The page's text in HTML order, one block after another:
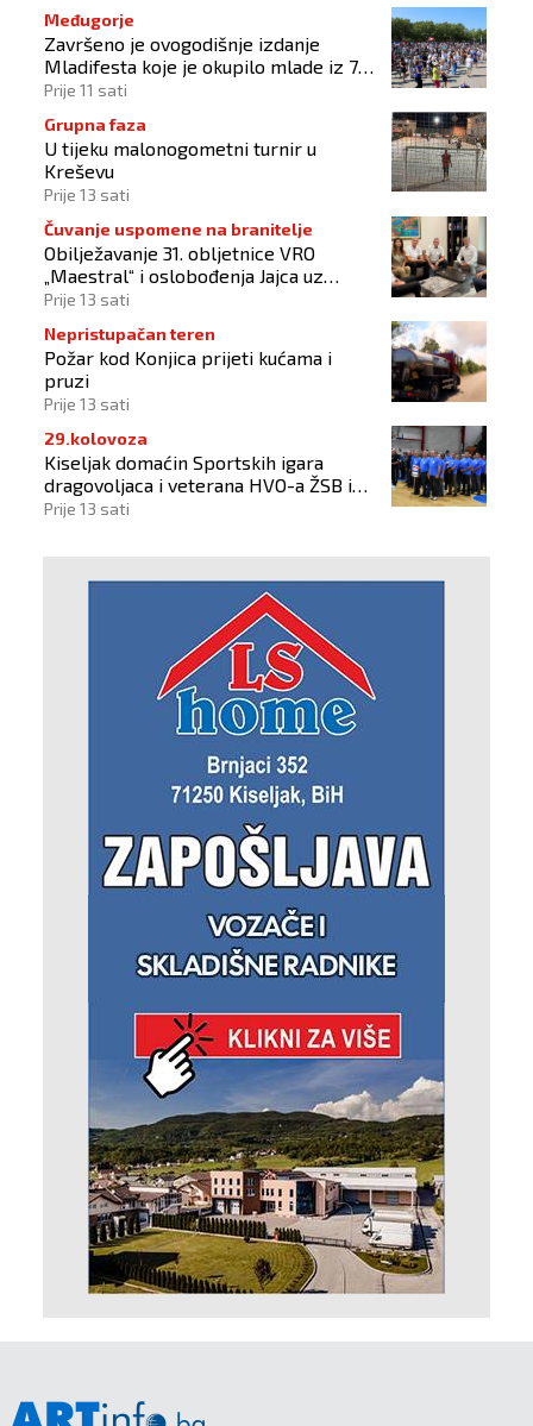
Međugorje
Završeno je ovogodišnje izdanje
Mladifesta koje je okupilo mlade iz 73
zemlje svijeta
Prije 11 sati
Grupna faza
U tijeku malonogometni turnir u
Kreševu
Prije 13 sati
Čuvanje uspomene na branitelje
Obilježavanje 31. obljetnice VRO
„Maestral“ i oslobođenja Jajca uz
pokroviteljstvo HNS-a BiH
Prije 13 sati
Nepristupačan teren
Požar kod Konjica prijeti kućama i
pruzi
Prije 13 sati
29.kolovoza
Kiseljak domaćin Sportskih igara
dragovoljaca i veterana HVO-a ŽSB i
Dana branitelja
Prije 13 sati